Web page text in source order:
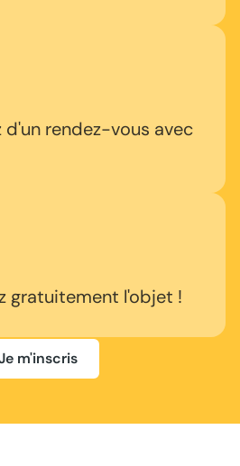
d'un rendez-vous avec
gratuitement l'objet !
m'inscris